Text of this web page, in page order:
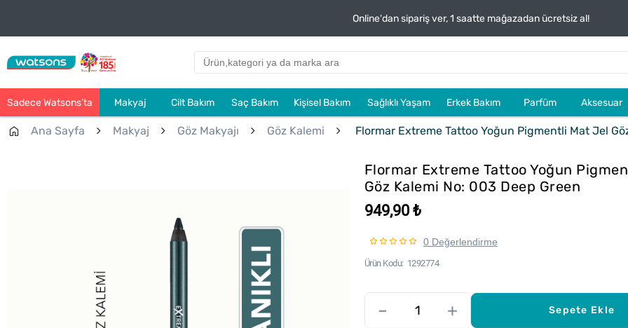
Online'dan sipariş ver, 1 saatte mağazadan ücretsiz al!
Sadece Watsons’ta Makyaj Cilt Bakım Saç Bakım Kişisel Bakım Sağlıklı Yaşam Erkek Bakım Parfüm Aksesuar
Ana Sayfa Makyaj Göz Makyajı Göz Kalemi Flormar Extreme Tattoo Yoğun Pigmentli Mat Jel
Flormar Extreme Tattoo Yoğun
Göz Kalemi No: 003 Deep Green
949,90 ₺
0 Değerlendirme
Ürün Kodu 1292774
– + Sepete Ekle